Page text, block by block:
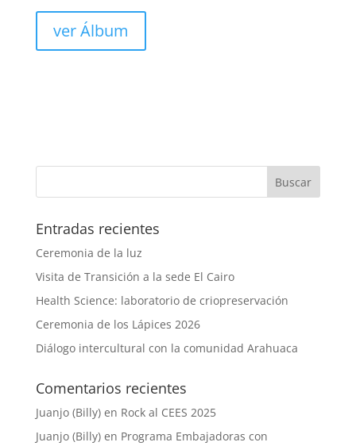
ver Álbum
Entradas recientes
Ceremonia de la luz
Visita de Transición a la sede El Cairo
Health Science: laboratorio de criopreservación
Ceremonia de los Lápices 2026
Diálogo intercultural con la comunidad Arahuaca
Comentarios recientes
Juanjo (Billy)en Rock al CEES 2025
Juanjo (Billy)en Programa Embajadoras con